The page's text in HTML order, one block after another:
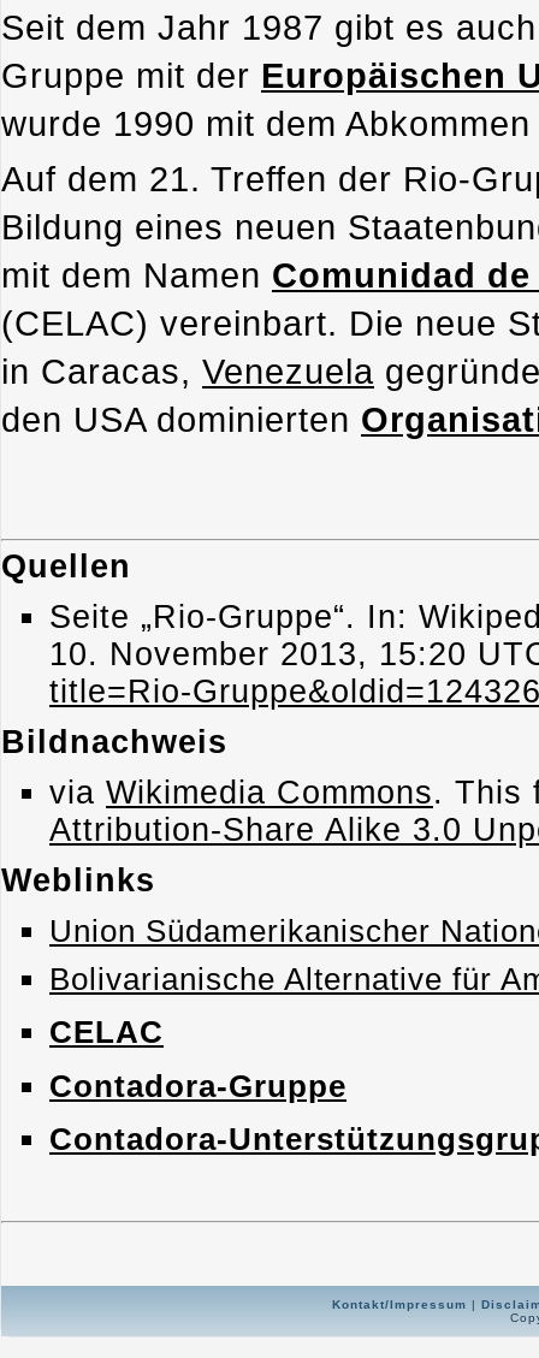
Seit dem Jahr 1987 gibt es
Gruppe mit der Europäischen
wurde 1990 mit dem
Auf dem 21. Treffen der Rio-
Bildung eines neuen
mit dem Namen Comunidad
(CELAC) vereinbart. Die neue
in Caracas, Venezuela
den USA dominierten
Quellen
Seite „Rio-Gruppe“. In:
10. November 2013, 15:20
title=Rio-
Bildnachweis
via Wikimedia Commons. This
Attribution-Share Alike 3.0
Weblinks
Union Südamerikanischer
Bolivarianische Alternative für
CELAC
Contadora-Gruppe
Contadora-
Kontakt/Impressum |